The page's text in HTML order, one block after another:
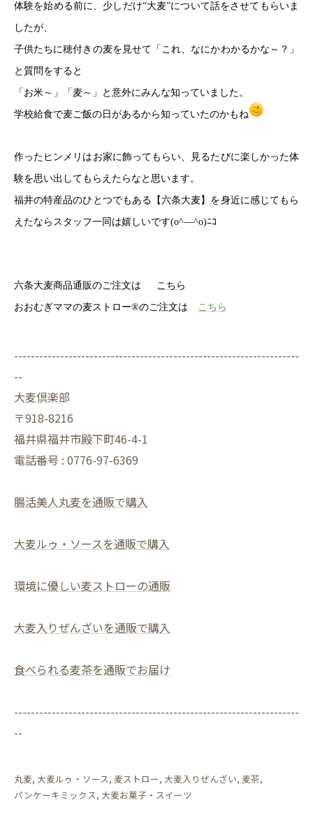
体験を始める前に、少しだけ“大麦”について話をさせてもらいま
したが、
子供たちに穂付きの麦を見せて「これ、なにかわかるかな～？」
と質問をすると
「お米～」「麦～」と意外にみんな知っていました。
学校給食で麦ご飯の日があるから知っていたのかもね
作ったヒンメリはお家に飾ってもらい、見るたびに楽しかった体
験を思い出してもらえたらなと思います。
福井の特産品のひとつでもある【六条大麦】を身近に感じてもら
えたならスタッフ一同は嬉しいです(o^―^o)ﾆｺ
六条大麦商品通販のご注文は こちら
おおむぎママの麦ストロー®のご注文は こちら
--------------------------------------------------------------------
--
大麦倶楽部
〒918-8216
福井県福井市殿下町46-4-1
電話番号 : 0776-97-6369
腸活美人丸麦を通販で購入
大麦ルゥ・ソースを通販で購入
環境に優しい麦ストローの通販
大麦入りぜんざいを通販で購入
食べられる麦茶を通販でお届け
--------------------------------------------------------------------
--
丸麦 大麦ルゥ・ソース 麦ストロー 大麦入りぜんざい 麦茶
パンケーキミックス 大麦お菓子・スイーツ